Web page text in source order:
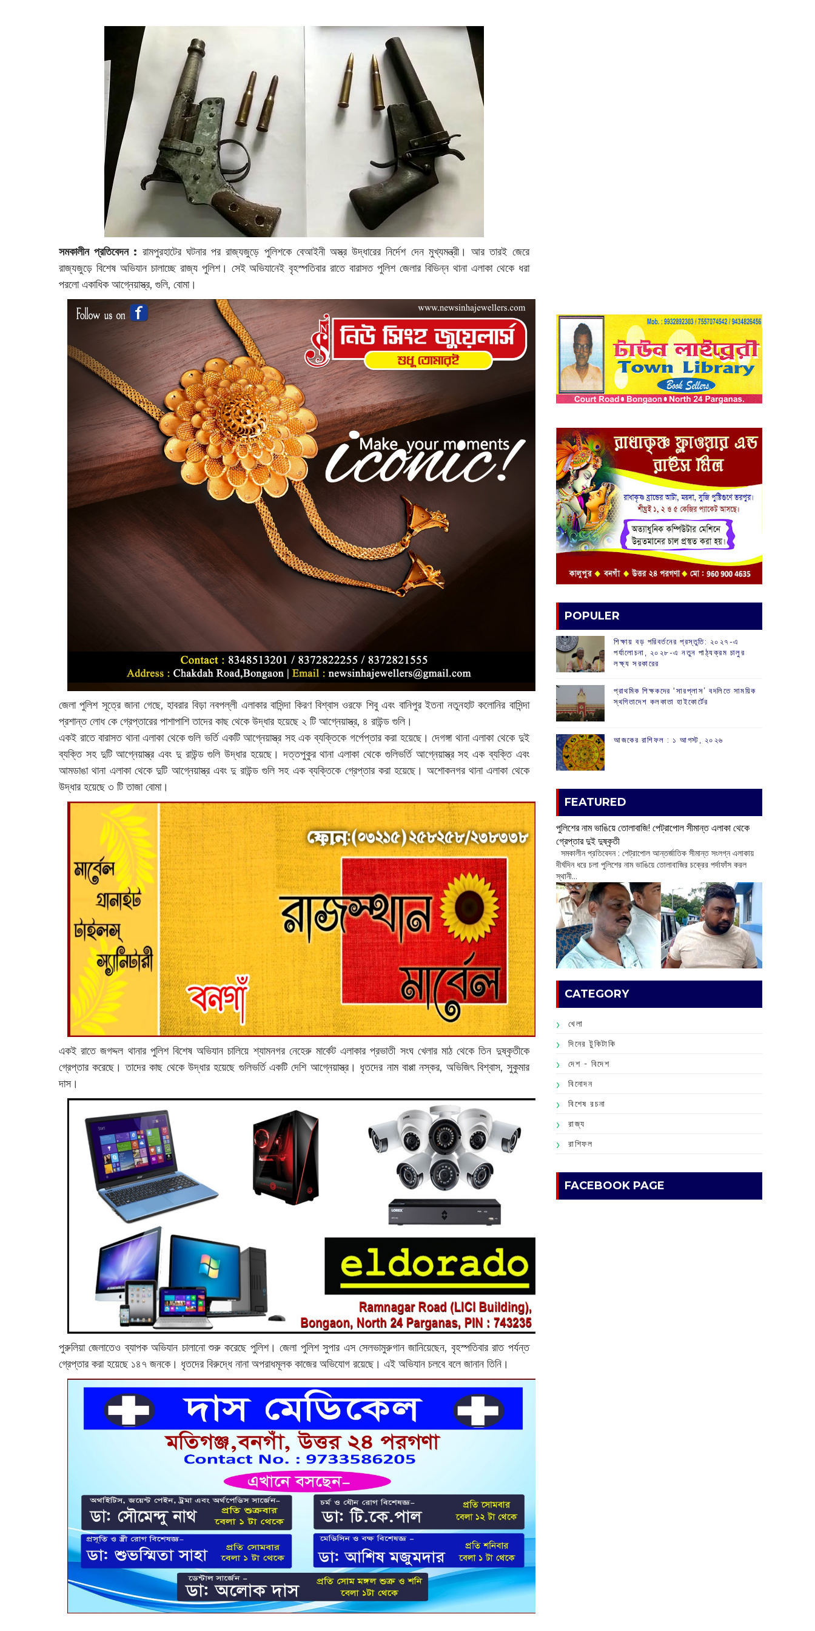
সমকালীন প্রতিবেদন : রামপুরহাটে‌র ঘটনার পর রাজ্যজুড়ে পুলিশকে বেআইনী অস্ত্র উদ্ধারের নির্দেশ দেন মুখ্যমন্ত্রী। আর তারই জেরে
রাজ্যজুড়ে বিশেষ অভিযান চালাচ্ছে রাজ্য পুলিশ। সেই অভিযানেই বৃহস্পতিবার রাতে বারাসত পুলিশ জেলার বিভিন্ন থানা এলাকা থেকে ধরা
পরলো একাধিক আগ্নেয়াস্ত্র, গুলি, বোমা।
জেলা পুলিশ সূত্রে জানা গেছে, হাবরার বিড়া নবপল্লী এলাকার বাসিন্দা কিরণ বিশ্বাস ওরফে শিবু এবং বানিপুর ইতনা নতুনহাট কলোনির বাসিন্দা
প্রশান্ত লোধ কে গ্রেপ্তারের পাশাপাশি তাদের কাছ থেকে উদ্ধার হয়েছে ২ টি আগ্নেয়াস্ত্র, ৪ রাউন্ড গুলি।
একই রাতে বারাসত থানা এলাকা থেকে গুলি ভর্তি একটি আগ্নেয়াস্ত্র সহ এক ব্যক্তিকে গর্পেপ্তার করা হয়েছে। দেগঙ্গা থানা এলাকা থেকে দুই
ব্যক্তি সহ দুটি আগ্নেয়াস্ত্র এবং দু রাউন্ড গুলি উদ্ধার হয়েছে। দত্তপুকুর থানা এলাকা থেকে গুলিভর্তি আগ্নেয়াস্ত্র সহ এক ব্যক্তি এবং
আমডাঙা থানা এলাকা থেকে দুটি আগ্নেয়াস্ত্র এবং দু রাউন্ড গুলি সহ এক ব্যক্তিকে গ্রেপ্তার করা হয়েছে। অশোকনগর থানা এলাকা থেকে
উদ্ধার হয়েছে ৩ টি তাজা বোমা।
একই রাতে জগদ্দল থানার পুলিশ বিশেষ অভিযান চালিয়ে শ্যামনগর নেহেরু মার্কেট এলাকার প্রভাতী সংঘ খেলার মাঠ থেকে তিন দুষ্কৃতীকে
গ্রেপ্তার করেছে। তাদের কাছ থেকে উদ্ধার হয়েছে গুলিভর্তি একটি দেশি আগ্নেয়াস্ত্র। ধৃতদের নাম বাপ্পা নস্কর, অভিজিৎ বিশ্বাস, সুকুমার
দাস।
পুরুলিয়া জেলাতেও ব্যাপক অভিযান চালানো শুরু করেছে পুলিশ। জেলা পুলিশ সুপার এস সেলভামুরুগান জানিয়েছেন, বৃহস্পতিবার রাত পর্যন্ত
গ্রেপ্তার করা হয়েছে ১৪৭ জনকে। ধৃতদের বিরুদ্ধে নানা অপরাধমূলক কাজের অভিযোগ রয়েছে। এই অভিযান চলবে বলে জানান তিনি।
POPULER
শিক্ষায় বড় পরিবর্তনের প্রস্তুতি: ২০২৭-এ
পর্যালোচনা, ২০২৮-এ নতুন পাঠ্যক্রম চালুর
লক্ষ্য সরকারের
প্রাথমিক শিক্ষকদের ‘সারপ্লাস’ বদলিতে সাময়িক
স্থগিতাদেশ কলকাতা হাইকোর্টের
আজকের রাশিফল :‌ ‌‌১ আগস্ট, ২০২৬
FEATURED
পুলিশের নাম ভাঙিয়ে তোলাবাজি! পেট্রাপোল সীমান্ত এলাকা থেকে
গ্রেপ্তার দুই দুষ্কৃতী
সমকালীন প্রতিবেদন : পেট্রাপোল আন্তর্জাতিক সীমান্ত সংলগ্ন এলাকায়
দীর্ঘদিন ধরে চলা পুলিশের নাম ভাঙিয়ে তোলাবাজির চক্রের পর্দাফাঁস করল
স্থানী...
CATEGORY
খেলা
দিনের টুকিটাকি
দেশ - বিদেশ
বিনোদন
বিশেষ রচনা
রাজ্য
রাশিফল
FACEBOOK PAGE